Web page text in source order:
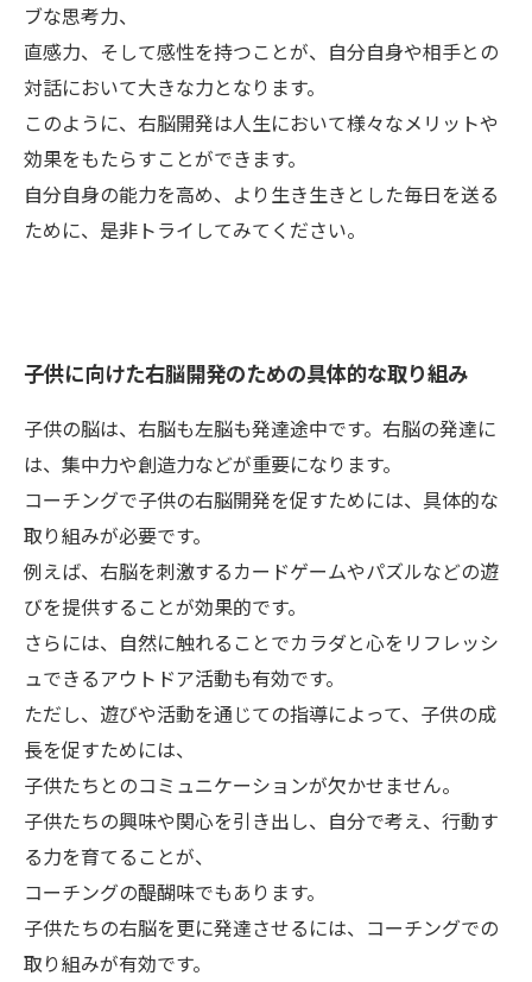
ブな思考力、
直感力、そして感性を持つことが、自分自身や相手との
対話において大きな力となります。
このように、右脳開発は人生において様々なメリットや
効果をもたらすことができます。
自分自身の能力を高め、より生き生きとした毎日を送る
ために、是非トライしてみてください。
子供に向けた右脳開発のための具体的な取り組み
子供の脳は、右脳も左脳も発達途中です。右脳の発達に
は、集中力や創造力などが重要になります。
コーチングで子供の右脳開発を促すためには、具体的な
取り組みが必要です。
例えば、右脳を刺激するカードゲームやパズルなどの遊
びを提供することが効果的です。
さらには、自然に触れることでカラダと心をリフレッシ
ュできるアウトドア活動も有効です。
ただし、遊びや活動を通じての指導によって、子供の成
長を促すためには、
子供たちとのコミュニケーションが欠かせません。
子供たちの興味や関心を引き出し、自分で考え、行動す
る力を育てることが、
コーチングの醍醐味でもあります。
子供たちの右脳を更に発達させるには、コーチングでの
取り組みが有効です。